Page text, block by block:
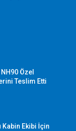
Özel
Teslim Etti
Kabin Ekibi İçin